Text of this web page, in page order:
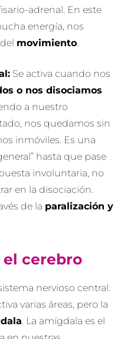
adrenal. En este
energía, nos
movimiento.
Se activa cuando nos
o nos disociamos
a nuestro
nos quedamos sin
inmóviles. Es una
hasta que pase
involuntaria, no
en la disociación.
de la paralización y
el cerebro
nervioso central.
varias áreas, pero la
. La amígdala es el